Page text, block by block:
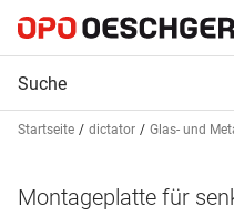
Startseite dictator Glas- und
Montageplatte für